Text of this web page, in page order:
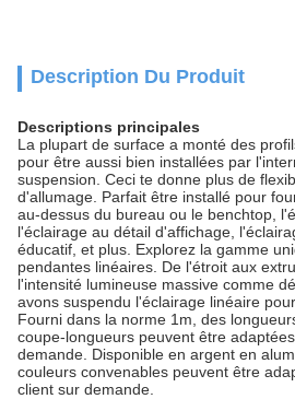
Description Du Produit
Descriptions principales
La plupart de surface a monté des
pour être aussi bien installées par
suspension. Ceci te donne plus de
d'allumage. Parfait être installé pour
au-dessus du bureau ou le benchtop,
l'éclairage au détail d'affichage,
éducatif, et plus. Explorez la gamme
pendantes linéaires. De l'étroit aux
l'intensité lumineuse massive comme
avons suspendu l'éclairage linéaire
Fourni dans la norme 1m, des
coupe-longueurs peuvent être
demande. Disponible en argent en
couleurs convenables peuvent être
client sur demande.